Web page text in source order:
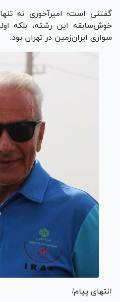
گفتنی است؛ امیرآخوری نه
خوش‌سابقه این رشته، بلکه
سواری ایران‌زمین در تهران بود.
انتهای پیام/